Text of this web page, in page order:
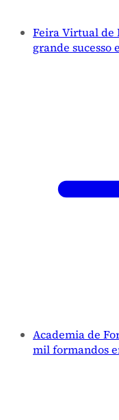
Feira Virtual de
grande sucesso
Academia de
mil formandos